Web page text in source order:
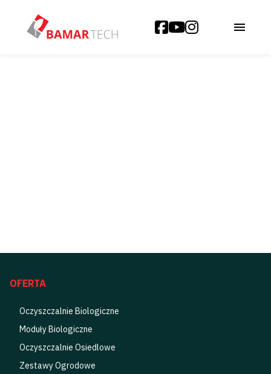
OFERTA
Oczyszczalnie Biologiczne
Moduły Biologiczne
Oczyszczalnie Osiedlowe
Zestawy Ogrodowe